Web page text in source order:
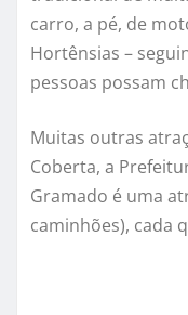
carro, a pé, de
Hortênsias –
pessoas possam
Muitas outras
Coberta, a
Gramado é uma
caminhões), cada